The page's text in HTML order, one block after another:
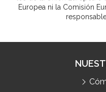
Europea ni la Comisión